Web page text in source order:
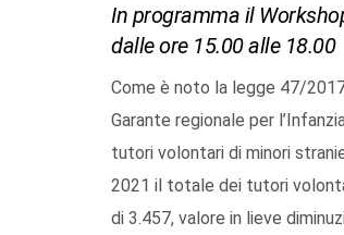
In programma il
dalle ore 15.00 alle 18.00
Come è noto la legge 47/
Garante regionale per
tutori volontari di minori
2021 il totale dei tutori
di 3.457, valore in lieve